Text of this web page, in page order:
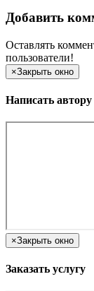
Добавить
Оставлять
пользователи!
×Закрыть окно
Написать автору
×Закрыть окно
Заказать услугу